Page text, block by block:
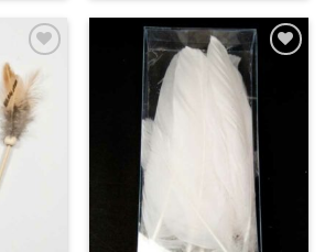
Toevoegen
aan
wenslijst
Toevoegen
wenslijst